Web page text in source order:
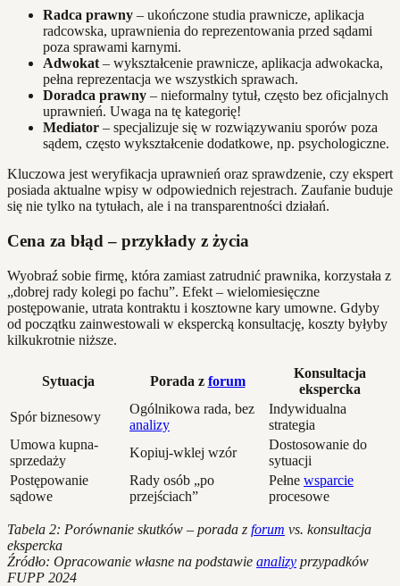
Radca prawny – ukończone studia prawnicze, aplikacja
radcowska, uprawnienia do reprezentowania przed sądami
poza sprawami karnymi.
Adwokat – wykształcenie prawnicze, aplikacja adwokacka,
pełna reprezentacja we wszystkich sprawach.
Doradca prawny – nieformalny tytuł, często bez oficjalnych
uprawnień. Uwaga na tę kategorię!
Mediator – specjalizuje się w rozwiązywaniu sporów poza
sądem, często wykształcenie dodatkowe, np. psychologiczne.
Kluczowa jest weryfikacja uprawnień oraz sprawdzenie, czy ekspert
posiada aktualne wpisy w odpowiednich rejestrach. Zaufanie buduje
się nie tylko na tytułach, ale i na transparentności działań.
Cena za błąd – przykłady z życia
Wyobraź sobie firmę, która zamiast zatrudnić prawnika, korzystała z
„dobrej rady kolegi po fachu”. Efekt – wielomiesięczne
postępowanie, utrata kontraktu i kosztowne kary umowne. Gdyby
od początku zainwestowali w ekspercką konsultację, koszty byłyby
kilkukrotnie niższe.
Sytuacja Porada z forum
Konsultacja
ekspercka
Spór biznesowy
Ogólnikowa rada, bez
analizy
Indywidualna
strategia
Umowa kupna-
sprzedaży
Kopiuj-wklej wzór
Dostosowanie do
sytuacji
Postępowanie
sądowe
Rady osób „po
przejściach”
Pełne wsparcie
procesowe
Tabela 2: Porównanie skutków – porada z forum vs. konsultacja
ekspercka
Źródło: Opracowanie własne na podstawie analizy przypadków
FUPP 2024